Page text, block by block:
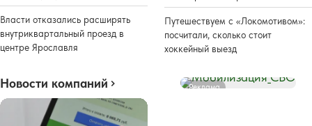
Власти отказались расширять
внутриквартальный проезд в
центре Ярославля
Путешествуем с «Локомотивом»:
посчитали, сколько стоит
хоккейный выезд
Новости компаний Реклама